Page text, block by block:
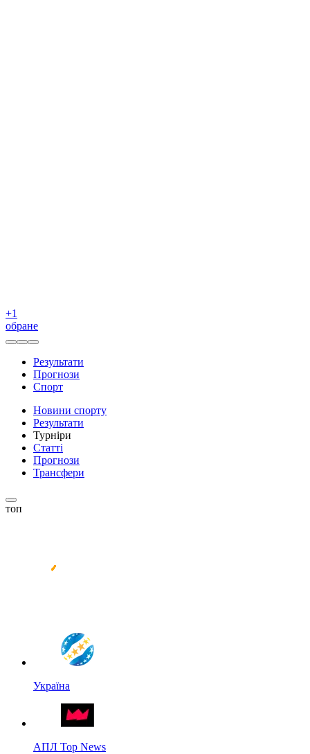
+1
обране
Результати
Прогнози
Спорт
Новини спорту
Результати
Турніри
Статті
Прогнози
Трансфери
топ
Україна
АПЛ Top News